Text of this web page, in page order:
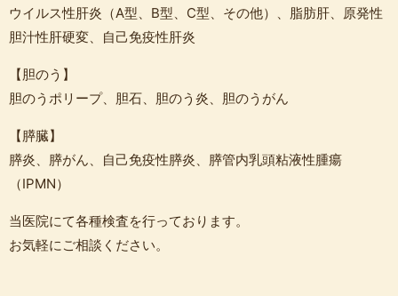
ウイルス性肝炎（A型、B型、C型、その他）、脂肪肝、原発性
胆汁性肝硬変、自己免疫性肝炎
【胆のう】
胆のうポリープ、胆石、胆のう炎、胆のうがん
【膵臓】
膵炎、膵がん、自己免疫性膵炎、膵管内乳頭粘液性腫瘍
（IPMN）
当医院にて各種検査を行っております。
お気軽にご相談ください。